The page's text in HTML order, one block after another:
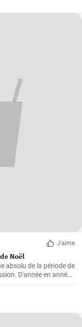
J'aime
Noël
absolu de la période de
D'année en année,
trucs et astuces que
incroyablement
une tasse de
Ce n'est pas la